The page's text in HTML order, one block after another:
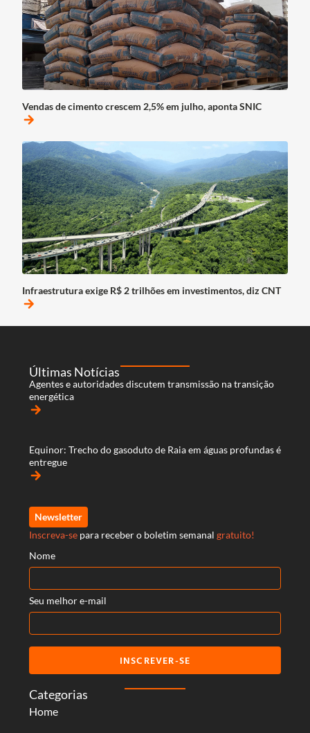
Vendas de cimento crescem 2,5% em julho, aponta SNIC
arrow_forward
Infraestrutura exige R$ 2 trilhões em investimentos, diz CNT
arrow_forward
Categorias
Home
Últimas Notícias
Agentes e autoridades discutem transmissão na transição
energética
arrow_forward
Equinor: Trecho do gasoduto de Raia em águas profundas é
entregue
arrow_forward
Newsletter
Inscreva-se para receber o boletim semanal gratuito!
Nome
Seu melhor e-mail
INSCREVER-SE